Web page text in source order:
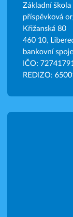
Základní škola
příspěvková
Křižanská 80
460 10,
bankovní
IČO:
REDIZO: